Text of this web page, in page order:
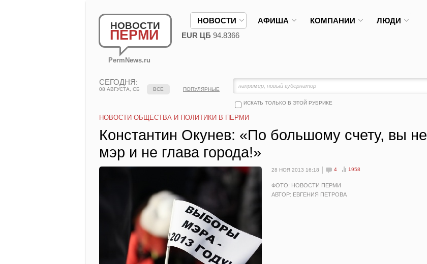
НОВОСТИ
ПЕРМИ
PermNews.ru
НОВОСТИ АФИША КОМПАНИИ ЛЮДИ
EUR ЦБ 94.8366
СЕГОДНЯ:
08 АВГУСТА, СБ
ИСКАТЬ ТОЛЬКО В ЭТОЙ РУБРИКЕ
ВСЕ ПОПУЛЯРНЫЕ
НОВОСТИ ОБЩЕСТВА И ПОЛИТИКИ В ПЕРМИ
Константин Окунев: «По большому счету, вы не
мэр и не глава города!»
28 НОЯ 2013 16:18 4 1958
ФОТО: НОВОСТИ ПЕРМИ
АВТОР: ЕВГЕНИЯ ПЕТРОВА